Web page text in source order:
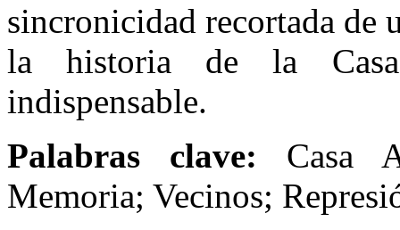
sincronicidad recortada de
la historia de la
indispensable.
Palabras clave: Casa
Memoria; Vecinos;